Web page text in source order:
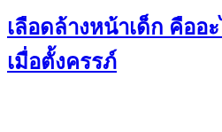
เลือดล้างหน้าเด็ก คืออ
เมื่อตั้งครรภ์